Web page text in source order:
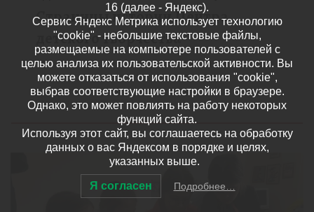
Страницы истории Центра
детского творчества
Сосновский муниципальный округ
Опубликовано 22.06.2026
16 (далее - Яндекс).
Сервис Яндекс Метрика использует технологию
"cookie" - небольшие текстовые файлы,
размещаемые на компьютере пользователей с
целью анализа их пользовательской активности. Вы
можете отказаться от использования "cookie",
выбрав соответствующие настройки в браузере.
Однако, это может повлиять на работу некоторых
функций сайта.
Используя этот сайт, вы соглашаетесь на обработку
данных о вас Яндексом в порядке и целях,
указанных выше.
Я согласен Подробнее…